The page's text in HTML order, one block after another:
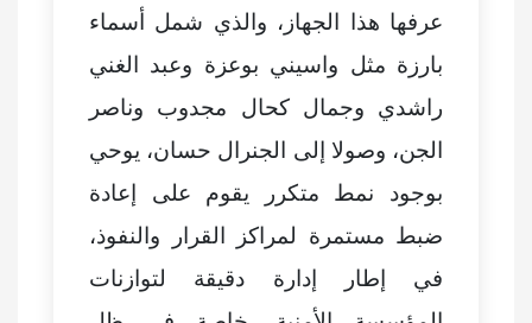
عرفها هذا الجهاز، والذي شمل أسماء
بارزة مثل واسيني بوعزة وعبد الغني
راشدي وجمال كحال مجدوب وناصر
الجن، وصولا إلى الجنرال حسان، يوحي
بوجود نمط متكرر يقوم على إعادة
ضبط مستمرة لمراكز القرار والنفوذ،
في إطار إدارة دقيقة لتوازنات